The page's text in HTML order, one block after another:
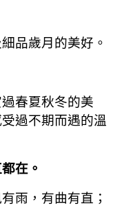
品歲月的美好。
春夏秋冬的美
過不期而遇的溫
在。
雨，有曲有直；